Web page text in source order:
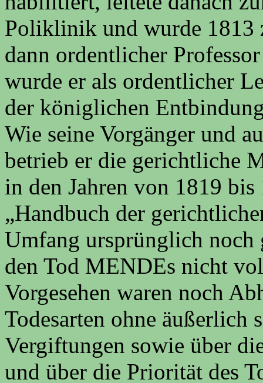
Poliklinik und wurde 1813
dann ordentlicher
wurde er als ordentlicher
der königlichen
Wie seine Vorgänger und
betrieb er die gerichtliche
in den Jahren von 1819 bis
„Handbuch der
Umfang ursprünglich noch
den Tod MENDEs nicht
Vorgesehen waren noch
Todesarten ohne äußerlich
Vergiftungen sowie über
und über die Priorität des